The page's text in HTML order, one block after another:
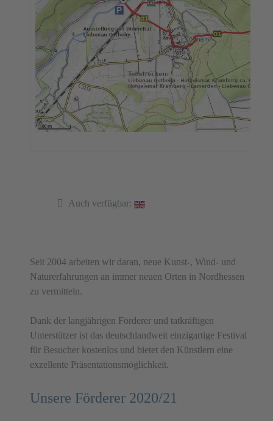
Auch verfügbar:
Seit 2004 arbeiten wir daran, neue Kunst-, Wind- und
Naturerfahrungen an immer neuen Orten in Nordhessen
zu vermitteln.
Dank der langjährigen Förderer und tatkräftigen
Unterstützer ist das deutschlandweit einzigartige Festival
für Besucher kostenlos und bietet den Künstlern eine
exzellente Präsentationsmöglichkeit.
Unsere Förderer 2020/21